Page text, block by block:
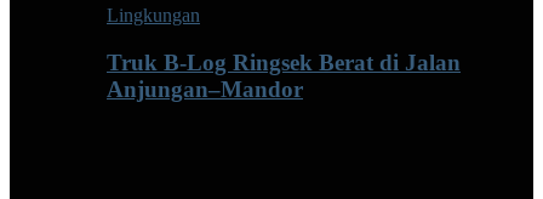
Lingkungan
Truk B-Log Ringsek Berat di Jalan
Anjungan–Mandor